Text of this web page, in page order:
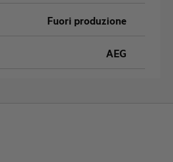
Fuori produzione
AEG